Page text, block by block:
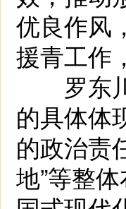
优良作风
援青工作
罗东川
的具体体
的政治责
地”等整